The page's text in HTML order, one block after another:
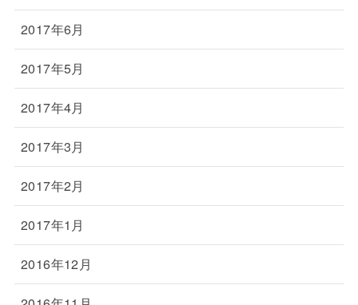
2017年6月
2017年5月
2017年4月
2017年3月
2017年2月
2017年1月
2016年12月